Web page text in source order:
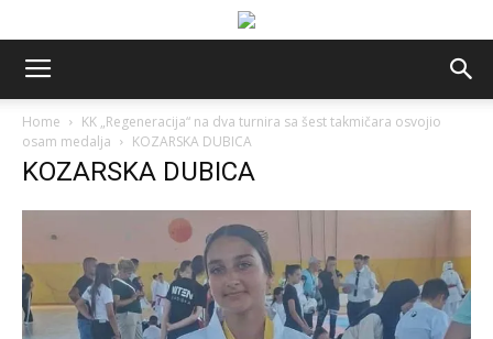
Home
KK „Regeneracija“ na dva turnira sa šest takmičara osvojio
osam medalja
KOZARSKA DUBICA
KOZARSKA DUBICA